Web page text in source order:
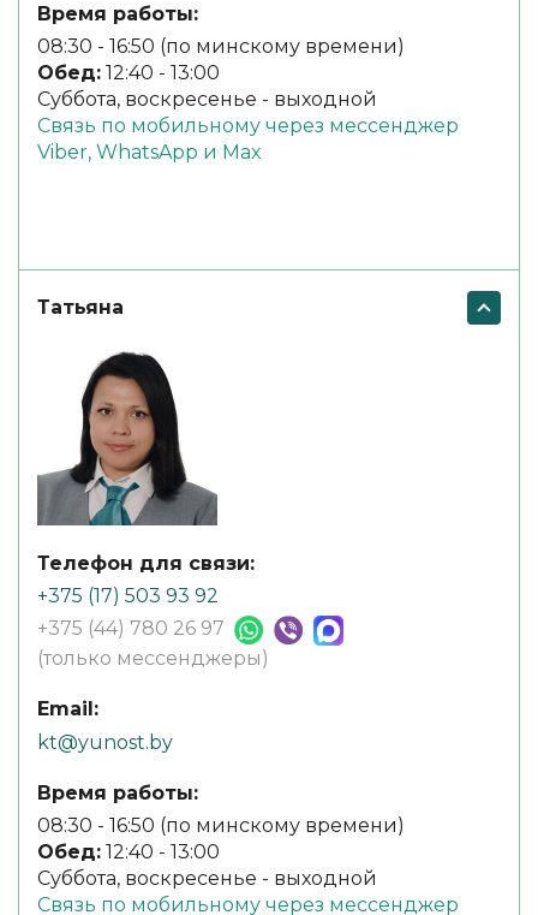
Время работы:
08:30 - 16:50 (по минскому времени)
Обед: 12:40 - 13:00
Суббота, воскресенье - выходной
Связь по мобильному через мессенджер
Viber, WhatsApp и Max
Татьяна
Телефон для связи:
+375 (17) 503 93 92
+375 (44) 780 26 97
(только мессенджеры)
Email:
kt@yunost.by
Время работы:
08:30 - 16:50 (по минскому времени)
Обед: 12:40 - 13:00
Суббота, воскресенье - выходной
Связь по мобильному через мессенджер